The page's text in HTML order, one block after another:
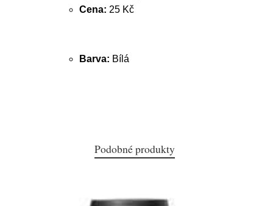
Cena: 25 Kč
Barva: Bílá
Podobné produkty